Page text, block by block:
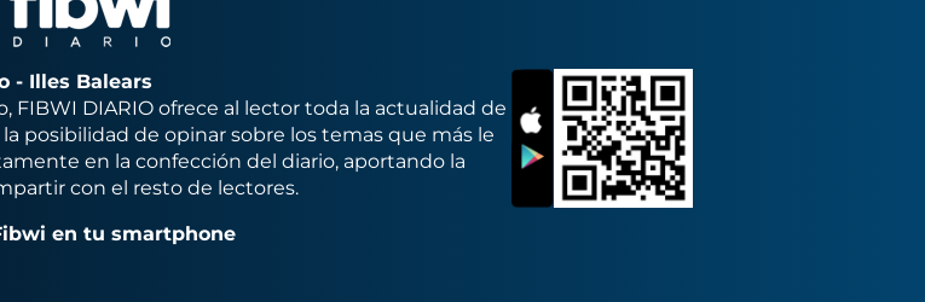
- Illes Balears
FIBWI DIARIO ofrece al lector toda la actualidad de
posibilidad de opinar sobre los temas que más le
en la confección del diario, aportando la
con el resto de lectores.
en tu smartphone